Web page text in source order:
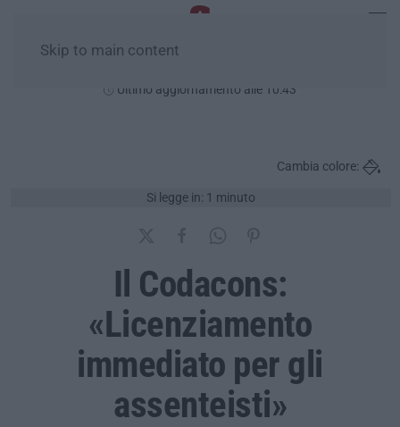
Skip to main content
Ultimo aggiornamento alle 10:43
Si legge in: 1 minuto
Cambia colore:
Il Codacons:
«Licenziamento
immediato per gli
assenteisti»